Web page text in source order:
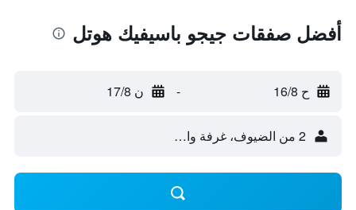
أفضل صفقات جيجو باسيفيك هوتل
ح 16/8 - ن 17/8
2 من الضيوف، غرفة واحدة